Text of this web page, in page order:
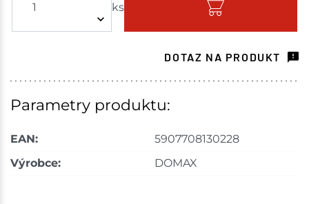
ks
Skladem - ihned k odeslání
Choceň 10 ks
Skuteč
DOTAZ NA PRODUKT
Parametry produktu:
EAN:
5907708130228
Výrobce:
DOMAX